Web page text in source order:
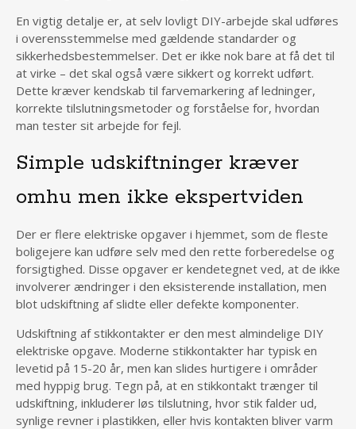
En vigtig detalje er, at selv lovligt DIY-arbejde skal udføres
i overensstemmelse med gældende standarder og
sikkerhedsbestemmelser. Det er ikke nok bare at få det til
at virke – det skal også være sikkert og korrekt udført.
Dette kræver kendskab til farvemarkering af ledninger,
korrekte tilslutningsmetoder og forståelse for, hvordan
man tester sit arbejde for fejl.
Simple udskiftninger kræver
omhu men ikke ekspertviden
Der er flere elektriske opgaver i hjemmet, som de fleste
boligejere kan udføre selv med den rette forberedelse og
forsigtighed. Disse opgaver er kendetegnet ved, at de ikke
involverer ændringer i den eksisterende installation, men
blot udskiftning af slidte eller defekte komponenter.
Udskiftning af stikkontakter er den mest almindelige DIY
elektriske opgave. Moderne stikkontakter har typisk en
levetid på 15-20 år, men kan slides hurtigere i områder
med hyppig brug. Tegn på, at en stikkontakt trænger til
udskiftning, inkluderer løs tilslutning, hvor stik falder ud,
synlige revner i plastikken, eller hvis kontakten bliver varm